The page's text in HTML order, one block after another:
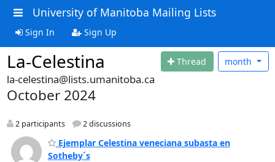
University of Manitoba Mailing Lists
Sign In Sign Up
La-Celestina Thread month
la-celestina@lists.umanitoba.ca
October 2024
2 participants 2 discussions
Ejemplar Celestina veneciana subasta en
Sotheby´s